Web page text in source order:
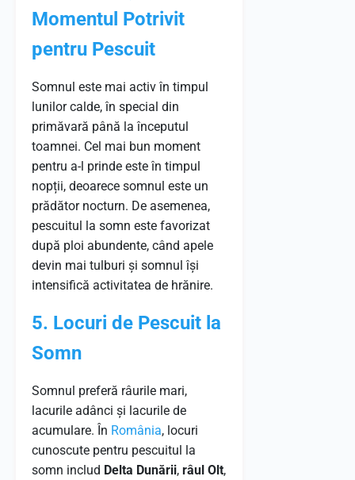
Momentul Potrivit
pentru Pescuit
Somnul este mai activ în timpul
lunilor calde, în special din
primăvară până la începutul
toamnei. Cel mai bun moment
pentru a-l prinde este în timpul
nopții, deoarece somnul este un
prădător nocturn. De asemenea,
pescuitul la somn este favorizat
după ploi abundente, când apele
devin mai tulburi și somnul își
intensifică activitatea de hrănire.
5. Locuri de Pescuit la
Somn
Somnul preferă râurile mari,
lacurile adânci și lacurile de
acumulare. În România, locuri
cunoscute pentru pescuitul la
somn includ Delta Dunării, râul Olt,